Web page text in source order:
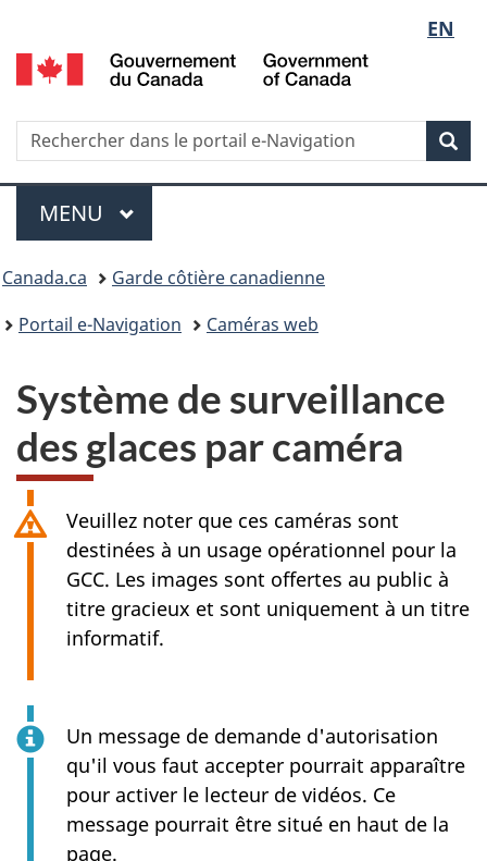
la
langue
EN
of
Recherche
Rechercher
dans
le
portail
Menu
MENU PRINCIPAL
Vous
êtes
Canada.ca
Garde côtière canadienne
Portail e-Navigation
Caméras web
Système de surveillance
des glaces par caméra
Veuillez noter que ces caméras sont
destinées à un usage opérationnel pour la
GCC. Les images sont offertes au public à
titre gracieux et sont uniquement à un titre
informatif.
Un message de demande d'autorisation
qu'il vous faut accepter pourrait apparaître
pour activer le lecteur de vidéos. Ce
message pourrait être situé en haut de la
page.